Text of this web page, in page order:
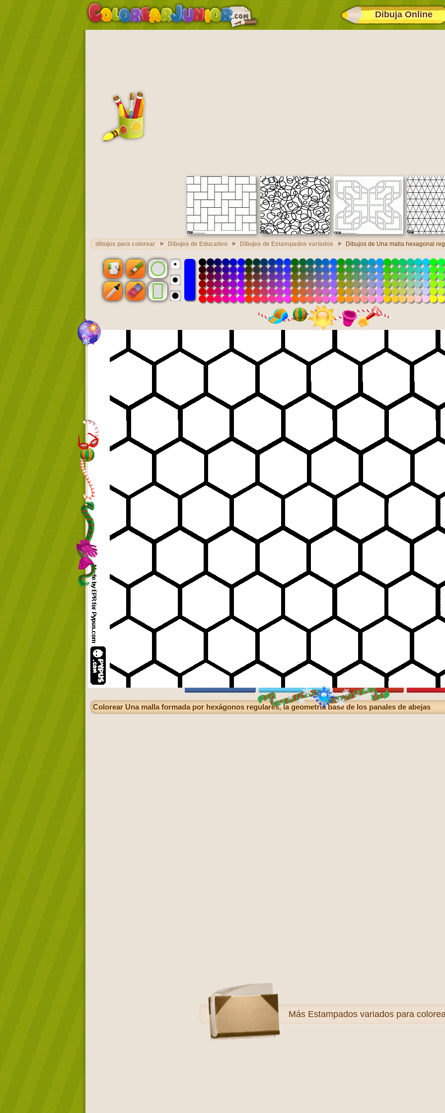
Dibuja Online
dibujos para colorear Dibujos de Educativo Dibujos de Estampados variados Dibujos de Una malla hexagonal
Colorear Una malla formada por hexágonos regulares, la geometría base de los panales de abejas
Más Estampados variados para